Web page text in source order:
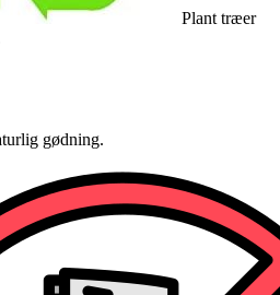
Plant træer
gødning.